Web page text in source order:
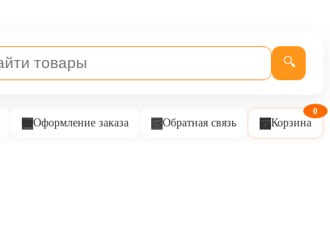
🔍
Оформление заказа Обратная связь Корзина
0